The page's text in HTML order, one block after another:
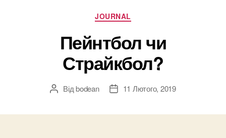
Категорії
JOURNAL
Пейнтбол чи
Страйкбол?
Автор
Відbodean
Дата11 Лютого, 2019